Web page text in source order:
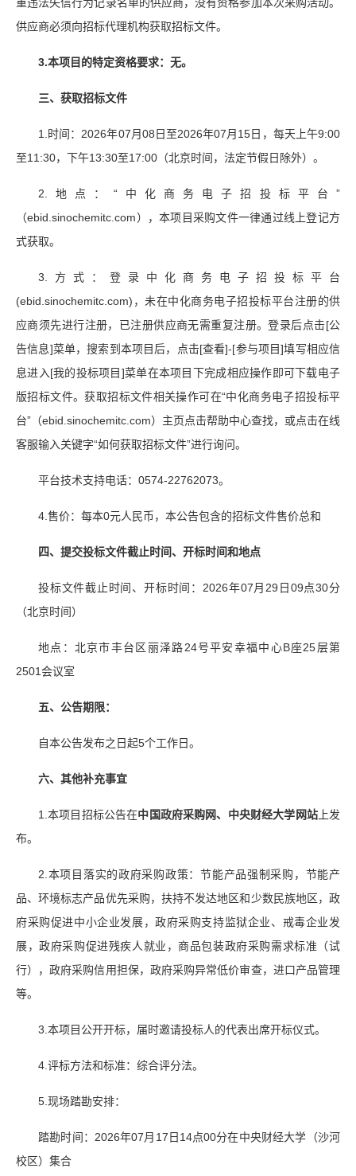
供应商必须向招标代理机构获取招标文件。
3.本项目的特定资格要求： 无。
三、 获取招标文件
1.时间：2026年07月08日至2026年07月15日，每天上午9:00
至11:30，下午13:30至17:00（北京时间，法定节假日除外）。
2.地点：“中化商务电子招投标平台”
（ebid.sinochemitc.com），本项目采购文件一律通过线上登记方
式获取。
3.方式：登录中化商务电子招投标平台
(ebid.sinochemitc.com)，未在中化商务电子招投标平台注册的供
应商须先进行注册，已注册供应商无需重复注册。登录后点击[公
告信息]菜单，搜索到本项目后，点击[查看]-[参与项目]填写相应信
息进入[我的投标项目]菜单在本项目下完成相应操作即可下载电子
版招标文件。获取招标文件相关操作可在“中化商务电子招投标平
台”（ebid.sinochemitc.com）主页点击帮助中心查找，或点击在线
客服输入关键字“如何获取招标文件”进行询问。
平台技术支持电话：0574-22762073。
4.售价：每本0元人民币，本公告包含的招标文件售价总和
四、 提交投标文件截止时间、开标时间和地点
投标文件截止时间、开标时间：2026年07月29日09点30分
（北京时间）
地点：北京市丰台区丽泽路24号平安幸福中心B座25层第
2501会议室
五、 公告期限：
自本公告发布之日起5个工作日。
六、其他补充事宜
1.本项目招标公告在中国政府采购网、中央财经大学网站上发
布。
2.本项目落实的政府采购政策：节能产品强制采购，节能产
品、环境标志产品优先采购，扶持不发达地区和少数民族地区，政
府采购促进中小企业发展，政府采购支持监狱企业、戒毒企业发
展，政府采购促进残疾人就业，商品包装政府采购需求标准（试
行），政府采购信用担保，政府采购异常低价审查，进口产品管理
等。
3.本项目公开开标，届时邀请投标人的代表出席开标仪式。
4.评标方法和标准：综合评分法。
5.现场踏勘安排：
踏勘时间：2026年07月17日14点00分在中央财经大学（沙河
校区）集合